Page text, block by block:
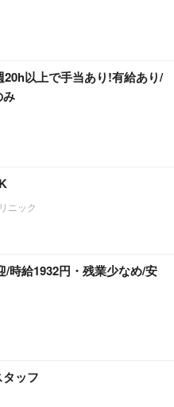
以上で手当あり!有給あり/
み
ニック
時給1932円・残業少なめ/安
ッフ